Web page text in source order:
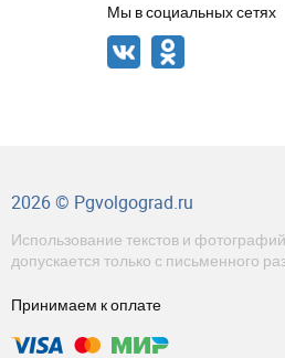
Мы в социальных сетях
2026 © Pgvolgograd.ru
Использование текстов и
допускается только с письменного
Принимаем к оплате